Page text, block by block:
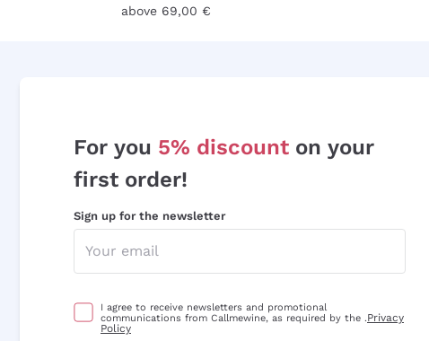
above 69,00 €
For you 5% discount on your
first order!
Sign up for the newsletter
I agree to receive newsletters and promotional
communications from Callmewine, as required by the .Privacy
Policy